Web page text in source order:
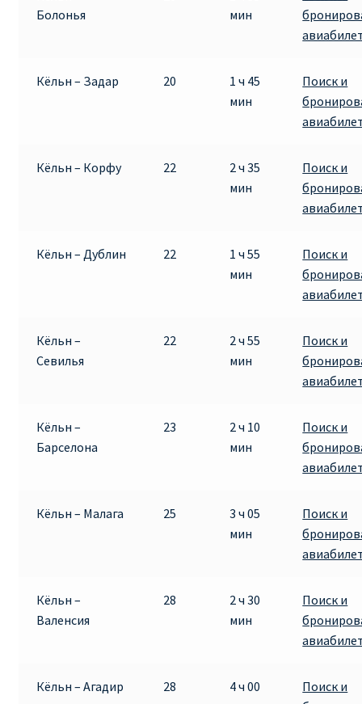
Болонья
мин
Кёльн – Задар 20
1 ч 45
мин
Поиск и
Кёльн – Корфу 22
2 ч 35
мин
Поиск и
Кёльн – Дублин 22
1 ч 55
мин
Поиск и
Кёльн –
Севилья
22
2 ч 55
мин
Поиск и
Кёльн –
Барселона
23
2 ч 10
мин
Поиск и
Кёльн – Малага 25
3 ч 05
мин
Поиск и
Кёльн –
Валенсия
28
2 ч 30
мин
Поиск и
Кёльн – Агадир 28
4 ч 00
Поиск и